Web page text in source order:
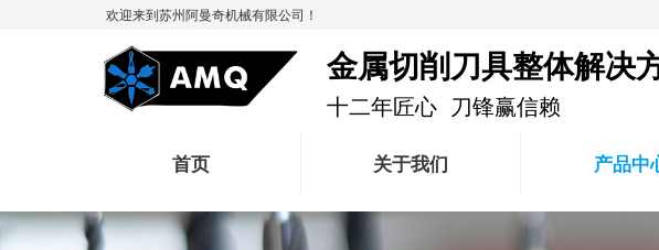
首页 关于我们 产品中
金属切削刀具整体解决
十二年匠心 刀锋赢信赖
欢迎来到苏州阿曼奇机械有限公司！